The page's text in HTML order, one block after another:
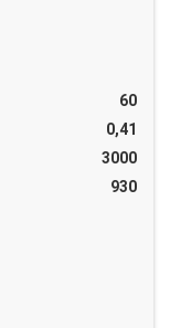
60
0,41
3000
930